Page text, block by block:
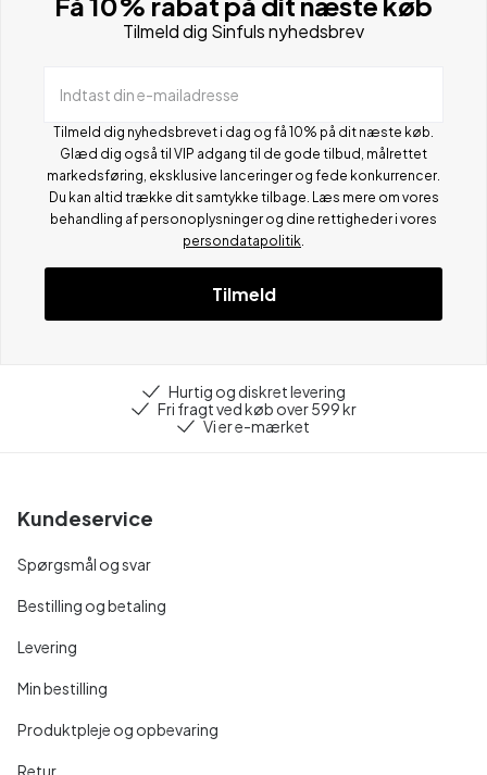
Tilmeld dig Sinfuls nyhedsbrev
Indtast din e-mailadresse
Tilmeld dig nyhedsbrevet i dag og få 10% på dit næste køb.
Glæd dig også til VIP adgang til de gode tilbud, målrettet
markedsføring, eksklusive lanceringer og fede konkurrencer.
Du kan altid trække dit samtykke tilbage. Læs mere om vores
behandling af personoplysninger og dine rettigheder i vores
persondatapolitik
Tilmeld
Hurtig og diskret levering
Fri fragt ved køb over 599 kr
Vi er e-mærket
Kundeservice
Spørgsmål og svar
Bestilling og betaling
Levering
Min bestilling
Produktpleje og opbevaring
Retur